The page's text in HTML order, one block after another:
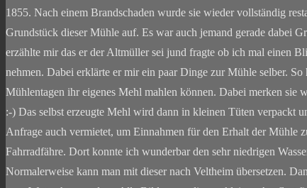
1855. Nach einem Brandschaden wurde sie wieder vollständig
Grundstück dieser Mühle auf. Es war auch jemand gerade dabei
erzählte mir das er der Altmüller sei jund fragte ob ich mal einen
nehmen. Dabei erklärte er mir ein paar Dinge zur Mühle selber.
Mühlentagen ihr eigenes Mehl mahlen können. Dabei merken
:-) Das selbst erzeugte Mehl wird dann in kleinen Tüten verpackt
Anfrage auch vermietet, um Einnahmen für den Erhalt der Mühle
Fahrradfähre. Dort konnte ich wunderbar den sehr niedrigen
Normalerweise kann man mit dieser nach Veltheim übersetzen.